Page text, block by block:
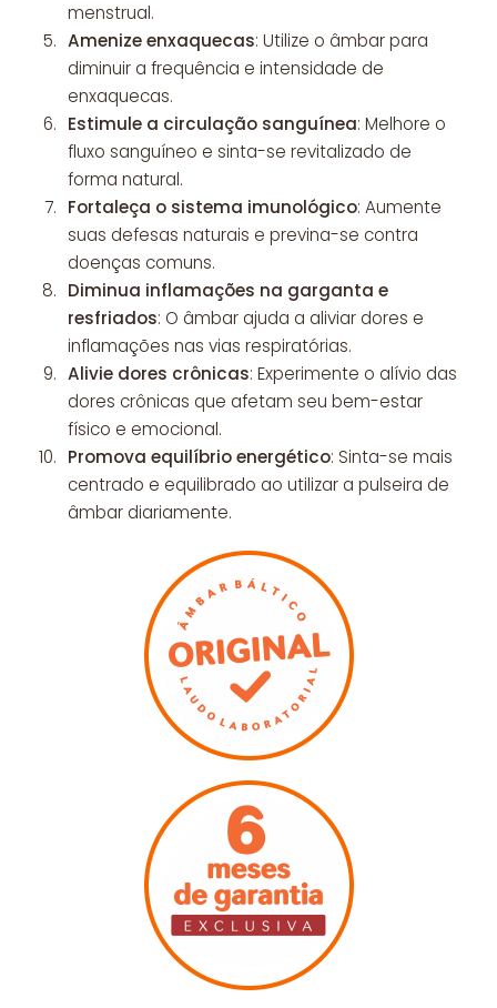
menstrual.
Amenize enxaquecas: Utilize o âmbar para
diminuir a frequência e intensidade de
enxaquecas.
Estimule a circulação sanguínea: Melhore o
fluxo sanguíneo e sinta-se revitalizado de
forma natural.
Fortaleça o sistema imunológico: Aumente
suas defesas naturais e previna-se contra
doenças comuns.
Diminua inflamações na garganta e
resfriados: O âmbar ajuda a aliviar dores e
inflamações nas vias respiratórias.
Alivie dores crônicas: Experimente o alívio das
dores crônicas que afetam seu bem-estar
físico e emocional.
Promova equilíbrio energético: Sinta-se mais
centrado e equilibrado ao utilizar a pulseira de
âmbar diariamente.